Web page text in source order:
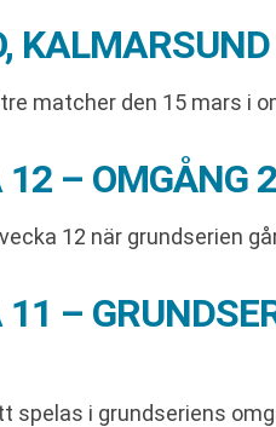
matcher den 15 mars i
– OMGÅNG
12 när grundserien
–
spelas i grundseriens